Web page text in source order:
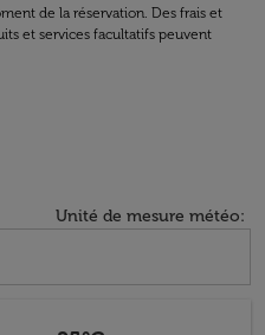
de la réservation. Des frais et
et services facultatifs peuvent
Unité de mesure météo: